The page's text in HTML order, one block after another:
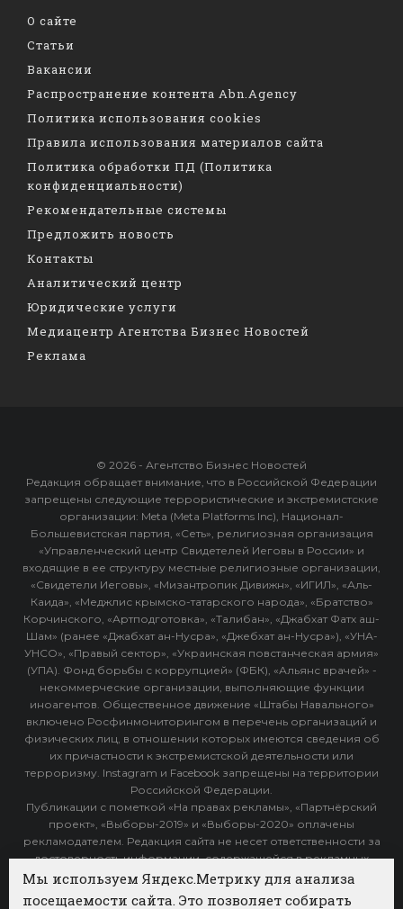
О сайте
Статьи
Вакансии
Распространение контента Abn.Agency
Политика использования cookies
Правила использования материалов сайта
Политика обработки ПД (Политика
конфиденциальности)
Рекомендательные системы
Предложить новость
Контакты
Аналитический центр
Юридические услуги
Медиацентр Агентства Бизнес Новостей
Реклама
© 2026 - Агентство Бизнес Новостей
Редакция обращает внимание, что в Российской Федерации
запрещены следующие террористические и экстремистские
организации: Meta (Meta Platforms Inc), Национал-
Большевистская партия, «Сеть», религиозная организация
«Управленческий центр Свидетелей Иеговы в России» и
входящие в ее структуру местные религиозные организации,
«Свидетели Иеговы», «Мизантропик Дивижн», «ИГИЛ», «Аль-
Каида», «Меджлис крымско-татарского народа», «Братство»
Корчинского, «Артподготовка», «Талибан», «Джабхат Фатх аш-
Шам» (ранее «Джабхат ан-Нусра», «Джебхат ан-Нусра»), «УНА-
УНСО», «Правый сектор», «Украинская повстанческая армия»
(УПА). Фонд борьбы с коррупцией» (ФБК), «Альянс врачей» -
некоммерческие организации, выполняющие функции
иноагентов. Общественное движение «Штабы Навального»
включено Росфинмониторингом в перечень организаций и
физических лиц, в отношении которых имеются сведения об
их причастности к экстремистской деятельности или
терроризму. Instagram и Facebook запрещены на территории
Российской Федерации.
Публикации с пометкой «На правах рекламы», «Партнёрский
проект», «Выборы-2019» и «Выборы-2020» оплачены
рекламодателем. Редакция сайта не несет ответственности за
достоверность информации, содержащейся в рекламных
объявлениях.
Мы используем Яндекс.Метрику для анализа
посещаемости сайта. Это позволяет собирать